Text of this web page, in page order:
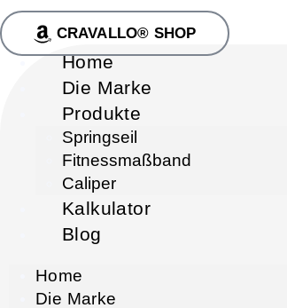
CRAVALLO® SHOP
Home
Die Marke
Produkte
Springseil
Fitnessmaßband
Caliper
Kalkulator
Blog
Home
Die Marke